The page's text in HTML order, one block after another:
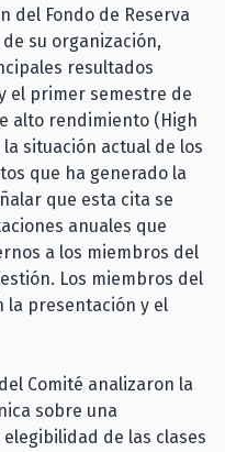
del Fondo de Reserva
su organización,
resultados
el primer semestre de
alto rendimiento (High
situación actual de los
que ha generado la
que esta cita se
anuales que
a los miembros del
Los miembros del
la presentación y el
Comité analizaron la
sobre una
de las clases